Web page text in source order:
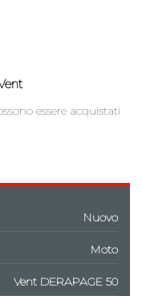
essere acquistati
Nuovo
Moto
Vent DERAPAGE 50